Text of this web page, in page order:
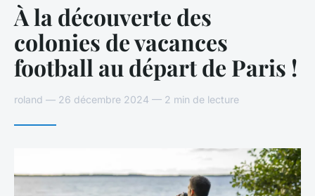
À la découverte des
colonies de vacances
football au départ de Paris !
roland — 26 décembre 2024 — 2 min de lecture